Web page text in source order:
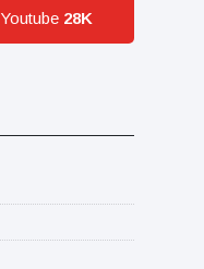
Youtube 28K